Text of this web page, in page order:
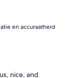
en accuraatheid
nice, and